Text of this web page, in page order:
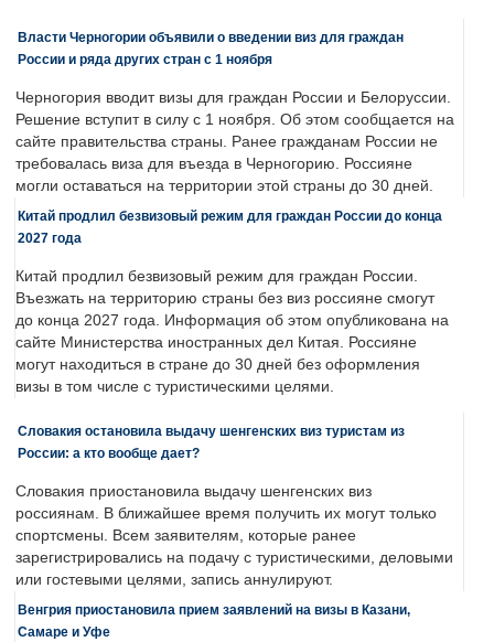
Власти Черногории объявили о введении виз для граждан
России и ряда других стран с 1 ноября
Черногория вводит визы для граждан России и Белоруссии.
Решение вступит в силу с 1 ноября. Об этом сообщается на
сайте правительства страны. Ранее гражданам России не
требовалась виза для въезда в Черногорию. Россияне
могли оставаться на территории этой страны до 30 дней.
Китай продлил безвизовый режим для граждан России до конца
2027 года
Китай продлил безвизовый режим для граждан России.
Въезжать на территорию страны без виз россияне смогут
до конца 2027 года. Информация об этом опубликована на
сайте Министерства иностранных дел Китая. Россияне
могут находиться в стране до 30 дней без оформления
визы в том числе с туристическими целями.
Словакия остановила выдачу шенгенских виз туристам из
России: а кто вообще дает?
Словакия приостановила выдачу шенгенских виз
россиянам. В ближайшее время получить их могут только
спортсмены. Всем заявителям, которые ранее
зарегистрировались на подачу с туристическими, деловыми
или гостевыми целями, запись аннулируют.
Венгрия приостановила прием заявлений на визы в Казани,
Самаре и Уфе